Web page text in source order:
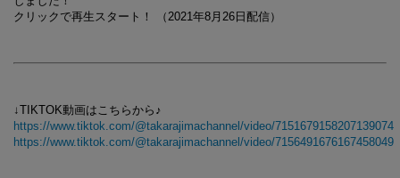
クリックで再生スタート！ （2021年8月26日配信）
↓TIKTOK動画はこちらから♪
https://www.tiktok.com/@takarajimachannel/video/7151679158207139074
https://www.tiktok.com/@takarajimachannel/video/7156491676167458049